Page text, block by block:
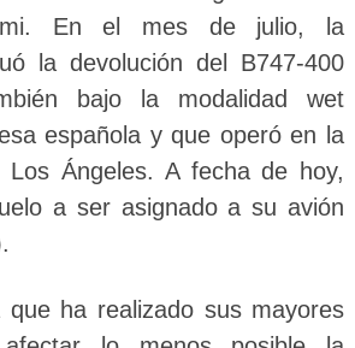
En el mes de julio, la
la devolución del B747-400
bajo la modalidad wet
española y que operó en la
Los Ángeles. A fecha de hoy,
a ser asignado a su avión
que ha realizado sus mayores